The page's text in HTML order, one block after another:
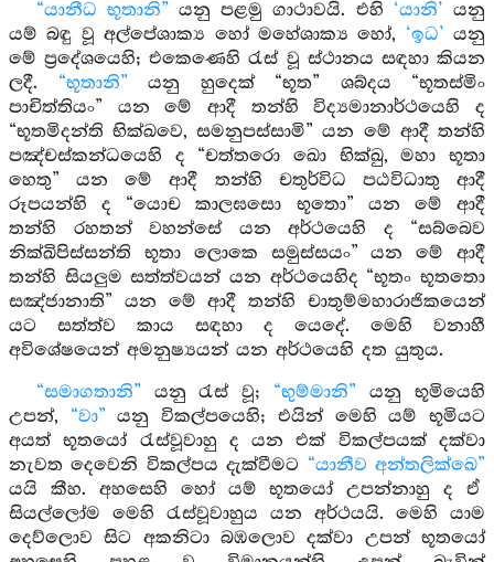
“යානීධ භූතානි” යනු පළමු ගාථාවයි. එහි ‘යානි’ යනු
යම් බඳු වූ අල්පේශාක්‍ය හෝ මහේශාක්‍ය හෝ, ‘ඉධ’ යනු
මේ ප්‍රදේශයෙහි; එකෙණෙහි රැස් වූ ස්ථානය සඳහා කියන
ලදී. “භූතානි” යනු හුදෙක් “භූත” ශබ්දය “භූතස්මිං
පාචිත්තියං” යන මේ ආදී තන්හි විද්‍යමානාර්ථයෙහි ද
“භූතමිදන්ති භික්ඛවෙ, සමනුපස්සාමි” යන මේ ආදී තන්හි
පඤ්චස්කන්ධයෙහි ද “චත්තරො ඛො භික්ඛු, මහා භූතා
හෙතු” යන මේ ආදී තන්හි චතුර්විධ පඨවිධාතු ආදී
රූපයන්හි ද “යොච කාලඝසො භූතො” යන මේ ආදී
තන්හි රහතන් වහන්සේ යන අර්ථයෙහි ද “සබ්බෙව
නික්ඛිපිස්සන්ති භූතා ලොකෙ සමුස්සයං” යන මේ ආදී
තන්හි සියලුම සත්ත්වයන් යන අර්ථයෙහිද “භූතං භූතතො
සඤ්ජානාති” යන මේ ආදී තන්හි චාතුම්මහාරාජිකයෙන්
යට සත්ත්ව කාය සඳහා ද යෙදේ. මෙහි වනාහී
අවිශේෂයෙන් අමනුෂ්‍යයන් යන අර්ථයෙහි දත යුතුය.
“සමාගතානි” යනු රැස් වූ; “භුම්මානි” යනු භූමියෙහි
උපන්, “වා” යනු විකල්පයෙහි; එයින් මෙහි යම් භූමියට
අයත් භූතයෝ රැස්වූවාහු ද යන එක් විකල්පයක් දක්වා
නැවත දෙවෙනි විකල්පය දැක්වීමට “යානීව අන්තලික්ඛෙ”
යයි කීහ. අහසෙහි හෝ යම් භූතයෝ උපන්නාහු ද ඒ
සියල්ලෝම මෙහි රැස්වූවාහුය යන අර්ථයයි. මෙහි යාම
දෙව්ලොව සිට අකනිටා බඹලොව දක්වා උපන් භූතයෝ